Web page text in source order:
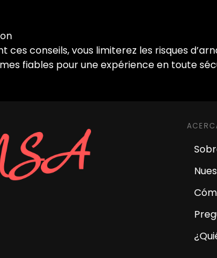
ces conseils, vous limiterez les risques
fiables pour une expérience en toute